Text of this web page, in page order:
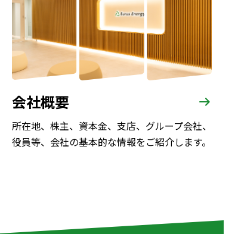
会社概要
所在地、株主、資本金、支店、グループ会社、
役員等、会社の基本的な情報をご紹介します。